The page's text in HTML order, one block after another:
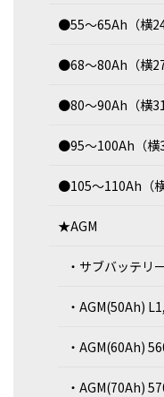
●55～65Ah（横
●68～80Ah（横
●80～90Ah（横
●95～100Ah（横
●105～110Ah（横
★AGM
・サブバッテリ
・AGM(50Ah)
・AGM(60Ah)
・AGM(70Ah)